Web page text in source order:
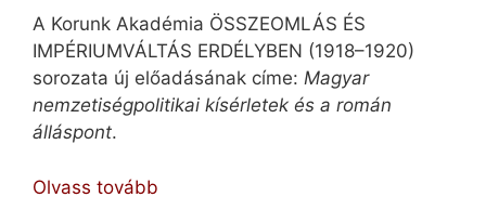
A Korunk Akadémia ÖSSZEOMLÁS ÉS
IMPÉRIUMVÁLTÁS ERDÉLYBEN (1918–1920)
sorozata új előadásának címe: Magyar
nemzetiségpolitikai kísérletek és a román
álláspont.
Olvass tovább